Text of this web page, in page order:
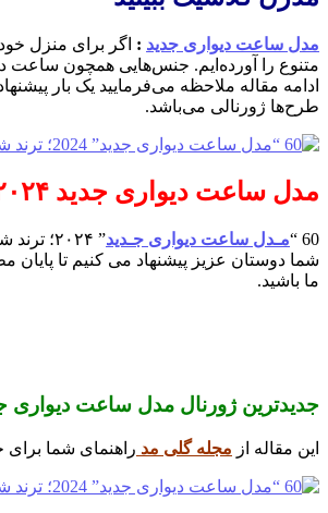
مدل ساعت دیواری جدید :
متنوع را آورده‌ایم. جنس‌هایی همچون ساعت
ادامه مقاله ملاحظه می‌فرمایید یک بار
طرح‌ها ژورنالی می‌باشد.
مدل ساعت دیواری جدید ۲۰۲۴؛ در طرح های جدید
60 “ مـدل ساعت دیواری جـدید” ۲۰۲۴؛ ترند شده با جنس‌های مختلف را در اینجا ببینید در مجله مد
شما دوستان عزیز پیشنهاد می کنیم تا پایان
ما باشید.
جدیدترین ژورنال مدل ساعت دیواری جدید ۱۴۰۳ در طرح های بسیار شیک و فوق
این مقاله از مجله گلی مد راهنمای شما برای